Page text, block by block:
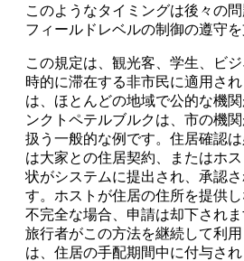
このようなタイミングは後々の問
フィールドレベルの制御の遵守を
この規定は、観光客、学生、ビ
時的に滞在する非市民に適用さ
は、ほとんどの地域で公的な機
ンクトペテルブルクは、市の機
扱う一般的な例です。住居確認
は大家との住居契約、またはホ
状がシステムに提出され、承認
す。ホストが住居の住所を提供
不完全な場合、申請は却下され
旅行者がこの方法を継続して利
は、住居の手配期間中に付与され